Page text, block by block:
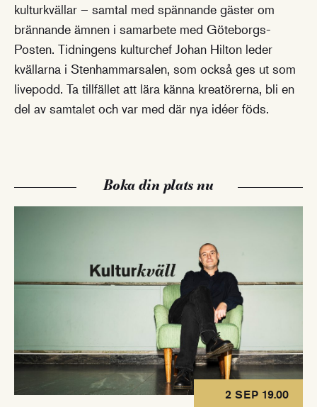
kulturkvällar – samtal med spännande gäster om
brännande ämnen i samarbete med Göteborgs-
Posten. Tidningens kulturchef Johan Hilton leder
kvällarna i Stenhammarsalen, som också ges ut som
livepodd. Ta tillfället att lära känna kreatörerna, bli en
del av samtalet och var med där nya idéer föds.
Boka din plats nu
2 SEP 19.00